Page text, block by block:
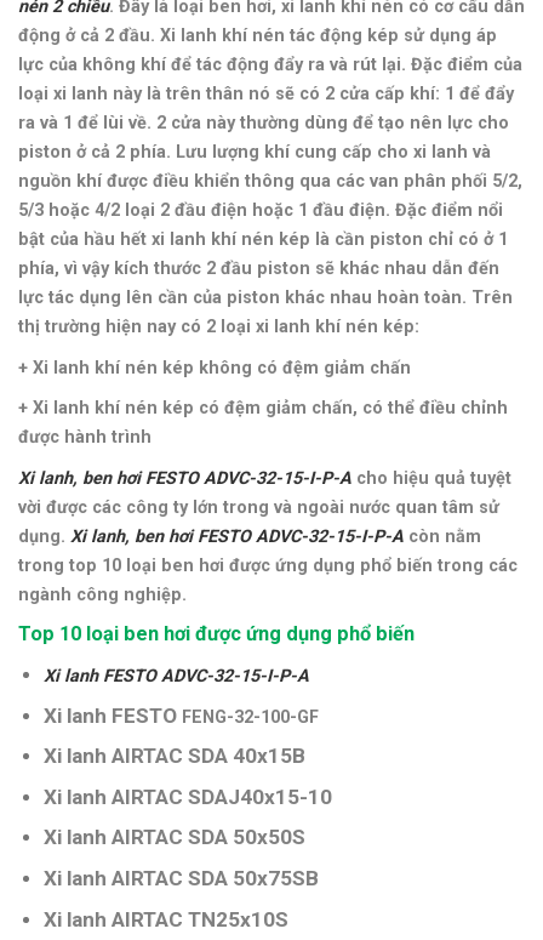
nén 2 chiều. Đây là loại ben hơi, xi lanh khí nén có cơ cấu dẫn
động ở cả 2 đầu. Xi lanh khí nén tác động kép sử dụng áp
lực của không khí để tác động đẩy ra và rút lại. Đặc điểm của
loại xi lanh này là trên thân nó sẽ có 2 cửa cấp khí: 1 để đẩy
ra và 1 để lùi về. 2 cửa này thường dùng để tạo nên lực cho
piston ở cả 2 phía. Lưu lượng khí cung cấp cho xi lanh và
nguồn khí được điều khiển thông qua các van phân phối 5/2,
5/3 hoặc 4/2 loại 2 đầu điện hoặc 1 đầu điện. Đặc điểm nổi
bật của hầu hết xi lanh khí nén kép là cần piston chỉ có ở 1
phía, vì vậy kích thước 2 đầu piston sẽ khác nhau dẫn đến
lực tác dụng lên cần của piston khác nhau hoàn toàn. Trên
thị trường hiện nay có 2 loại xi lanh khí nén kép:
+ Xi lanh khí nén kép không có đệm giảm chấn
+ Xi lanh khí nén kép có đệm giảm chấn, có thể điều chỉnh
được hành trình
Xi lanh, ben hơi FESTO ADVC-32-15-I-P-A cho hiệu quả tuyệt
vời được các công ty lớn trong và ngoài nước quan tâm sử
dụng. Xi lanh, ben hơi FESTO ADVC-32-15-I-P-A còn nằm
trong top 10 loại ben hơi được ứng dụng phổ biến trong các
ngành công nghiệp.
Top 10 loại ben hơi được ứng dụng phổ biến
Xi lanh FESTO ADVC-32-15-I-P-A
Xi lanh FESTO FENG-32-100-GF
Xi lanh AIRTAC SDA 40x15B
Xi lanh AIRTAC SDAJ40x15-10
Xi lanh AIRTAC SDA 50x50S
Xi lanh AIRTAC SDA 50x75SB
Xi lanh AIRTAC TN25x10S